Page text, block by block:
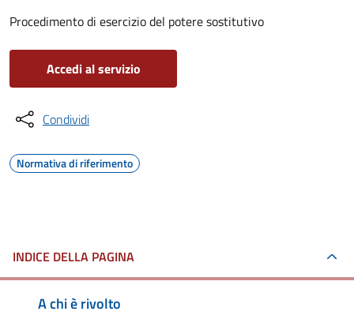
Procedimento di esercizio del potere sostitutivo
Accedi al servizio
Condividi
Normativa di riferimento
INDICE DELLA PAGINA
A chi è rivolto